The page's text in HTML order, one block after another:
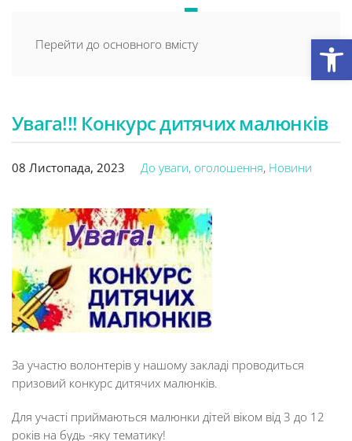
Перейти до основного вмісту
Увага!!! Конкурс дитячих малюнків
08 Листопада, 2023 До уваги, оголошення, Новини
За участю волонтерів у нашому закладі проводиться
призовий конкурс дитячих малюнків.
Для участі приймаються малюнки дітей віком від 3 до 12
років на будь -яку тематику!